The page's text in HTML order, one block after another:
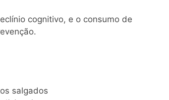
cognitivo, e o consumo de
salgados